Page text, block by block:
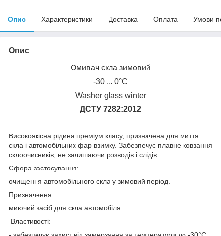
Опис Характеристики Доставка Оплата Умови
Опис
Омивач скла зимовий
-30 ... 0°С
Washer glass winter
ДСТУ 7282:2012
Високоякісна рідина преміум класу, призначена для миття
скла і автомобільних фар взимку. Забезпечує плавне ковзання
склоочисників, не залишаючи розводів і слідів.
Сфера застосування:
очищення автомобільного скла у зимовий період.
Призначення:
миючий засіб для скла автомобіля.
Властивості:
- забезпечує захист від замерзання за температури до -30°C;